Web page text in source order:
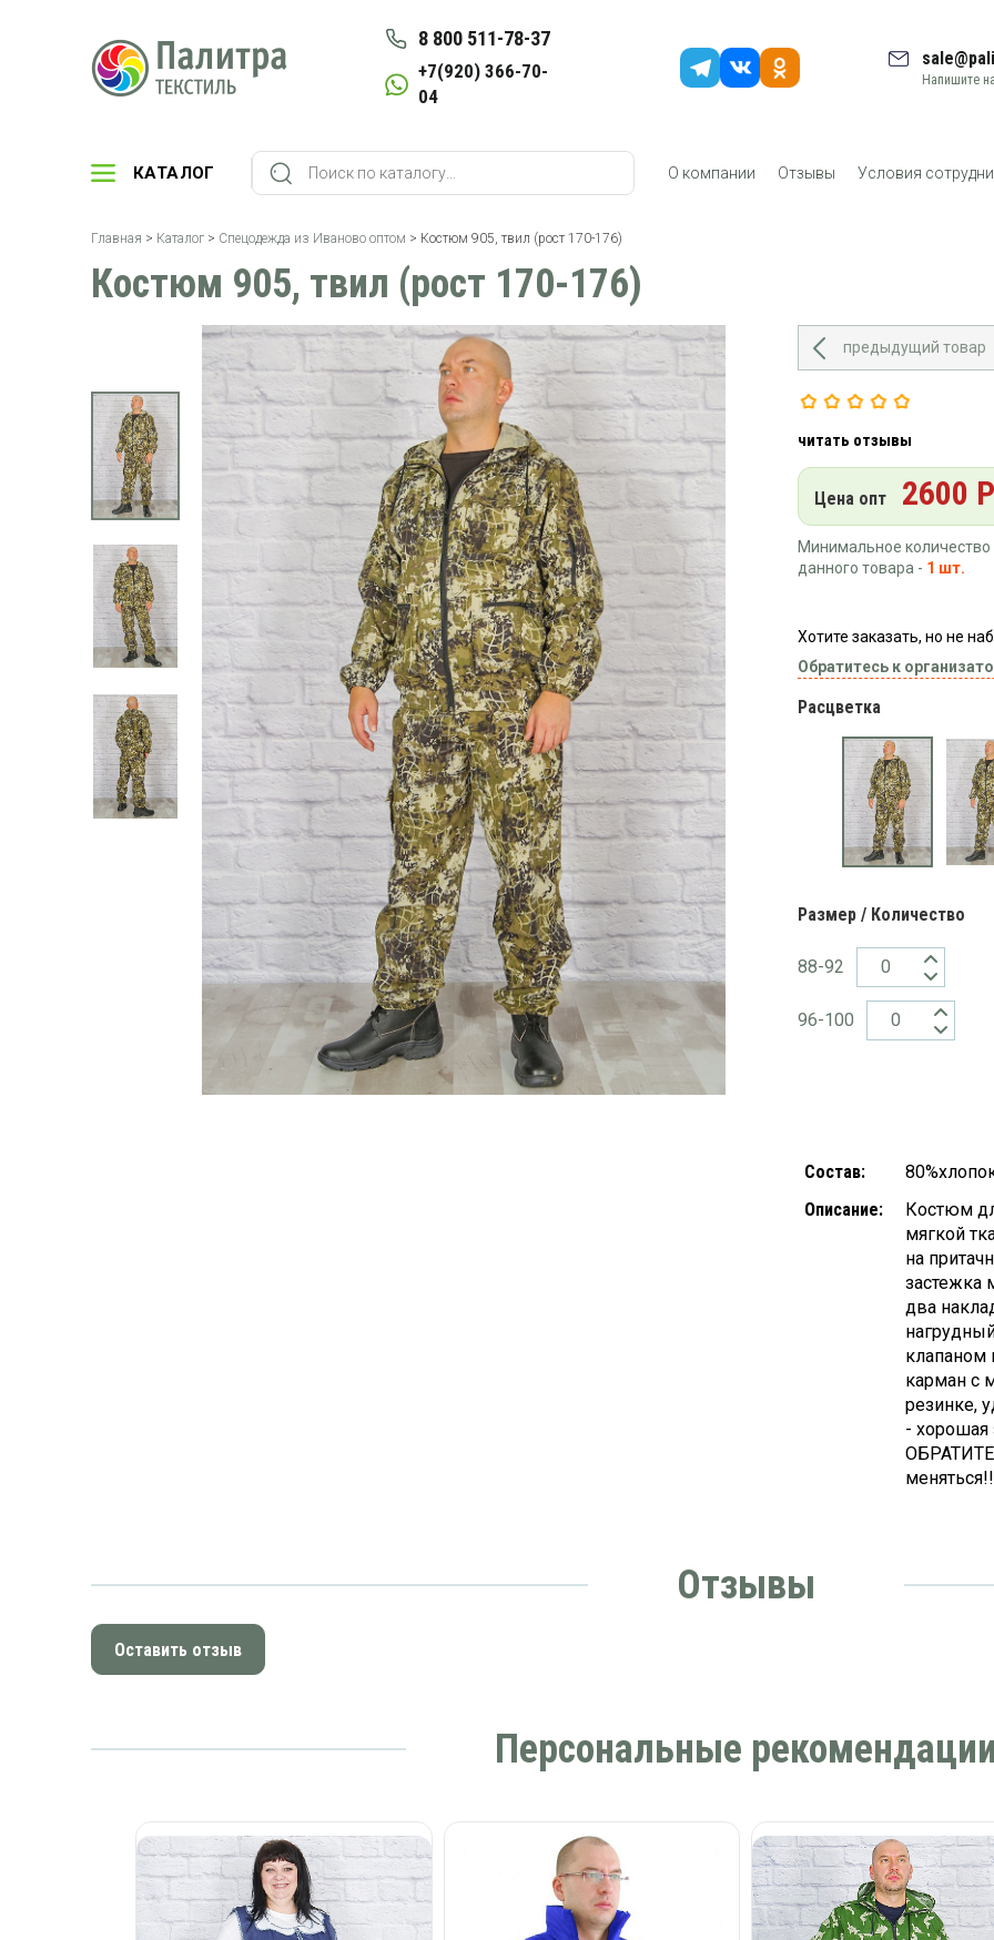
8 800 511-78-37
+7(920) 366-70-
04
Напишите
КАТАЛОГ О компании Отзывы Условия
Главная > Каталог > Спецодежда из Иваново оптом > Костюм 905, твил (рост 170-176)
Костюм 905, твил (рост 170-176)
предыдущий товар
читать отзывы
Цена опт 2600 Р
Минимальное количество
данного товара - 1 шт.
Хотите заказать, но не
Обратитесь к
Расцветка
Размер / Количество
88-92
96-100
Состав:
Описание:
Костюм
мягкой
на
застежка
два
клапаном
карман с
резинке,
- хорошая
Отзывы
Оставить отзыв
Персональные рекомендации